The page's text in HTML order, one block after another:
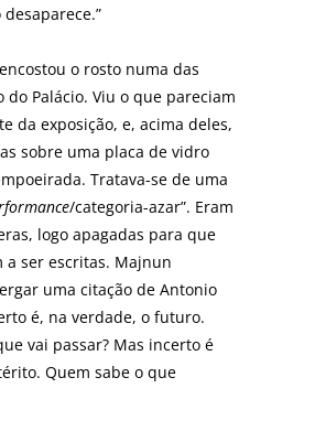
o rosto numa das
do Palácio. Viu o que pareciam
da exposição, e, acima deles,
sobre uma placa de vidro
Tratava-se de uma
/categoria-azar”. Eram
logo apagadas para que
a ser escritas. Majnun
uma citação de Antonio
é, na verdade, o futuro.
vai passar? Mas incerto é
Quem sabe o que